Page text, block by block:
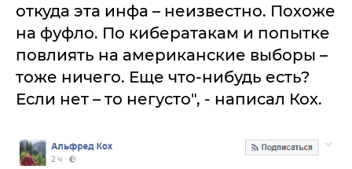
откуда эта инфа – неизвестно. Похоже
на фуфло. По кибератакам и попытке
повлиять на американские выборы –
тоже ничего. Еще что-нибудь есть?
Если нет – то негусто", - написал Кох.